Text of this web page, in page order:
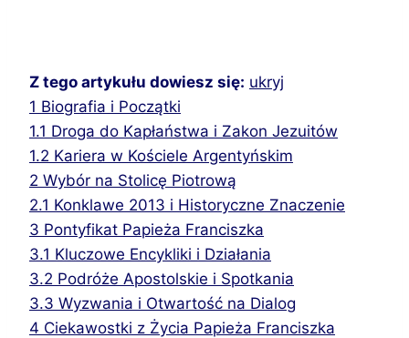
Z tego artykułu dowiesz się: ukryj
1 Biografia i Początki
1.1 Droga do Kapłaństwa i Zakon Jezuitów
1.2 Kariera w Kościele Argentyńskim
2 Wybór na Stolicę Piotrową
2.1 Konklawe 2013 i Historyczne Znaczenie
3 Pontyfikat Papieża Franciszka
3.1 Kluczowe Encykliki i Działania
3.2 Podróże Apostolskie i Spotkania
3.3 Wyzwania i Otwartość na Dialog
4 Ciekawostki z Życia Papieża Franciszka